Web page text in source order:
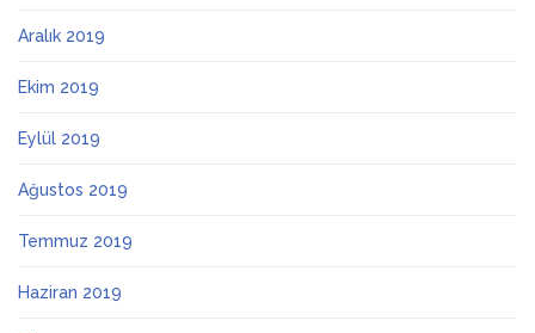
Aralık 2019
Ekim 2019
Eylül 2019
Ağustos 2019
Temmuz 2019
Haziran 2019